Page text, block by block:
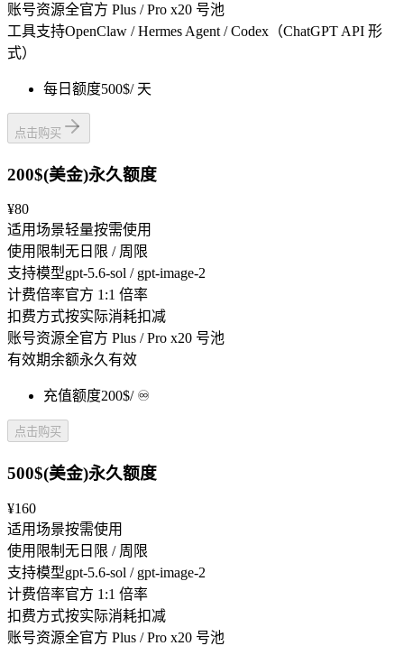
账号资源全官方 Plus / Pro x20 号池
工具支持OpenClaw / Hermes Agent / Codex（ChatGPT API 形
式）
每日额度500$/ 天
点击购买
200$(美金)永久额度
¥80
适用场景轻量按需使用
使用限制 无日限 / 周限
支持模型gpt-5.6-sol / gpt-image-2
计费倍率官方 1:1 倍率
扣费方式按实际消耗扣减
账号资源全官方 Plus / Pro x20 号池
有效期余额永久有效
充值额度200$/ ♾️
点击购买
500$(美金)永久额度
¥160
适用场景按需使用
使用限制 无日限 / 周限
支持模型gpt-5.6-sol / gpt-image-2
计费倍率官方 1:1 倍率
扣费方式按实际消耗扣减
账号资源全官方 Plus / Pro x20 号池